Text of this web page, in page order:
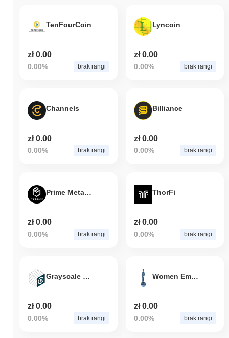
TenFourCoin
zł 0.00
0.00% brak rangi
Lyncoin
zł 0.00
0.00% brak rangi
Channels
zł 0.00
0.00% brak rangi
Billiance
zł 0.00
0.00% brak rangi
Prime Meta Token
zł 0.00
0.00% brak rangi
ThorFi
zł 0.00
0.00% brak rangi
Grayscale Ethereum Trust
zł 0.00
0.00% brak rangi
Women Empowerment
zł 0.00
0.00% brak rangi